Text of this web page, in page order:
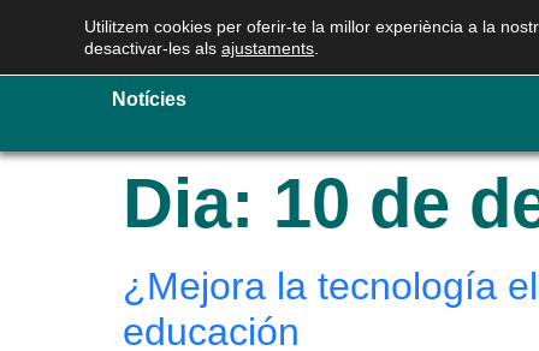
Els nostres serveis
Notícies
Dia: 10 de
¿Mejora la tecnología
educación
Utilitzem cookies per oferir-te la millor experiència a la
desactivar-les als ajustaments